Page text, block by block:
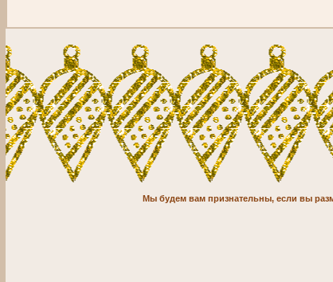
Мы будем вам признательны, если вы